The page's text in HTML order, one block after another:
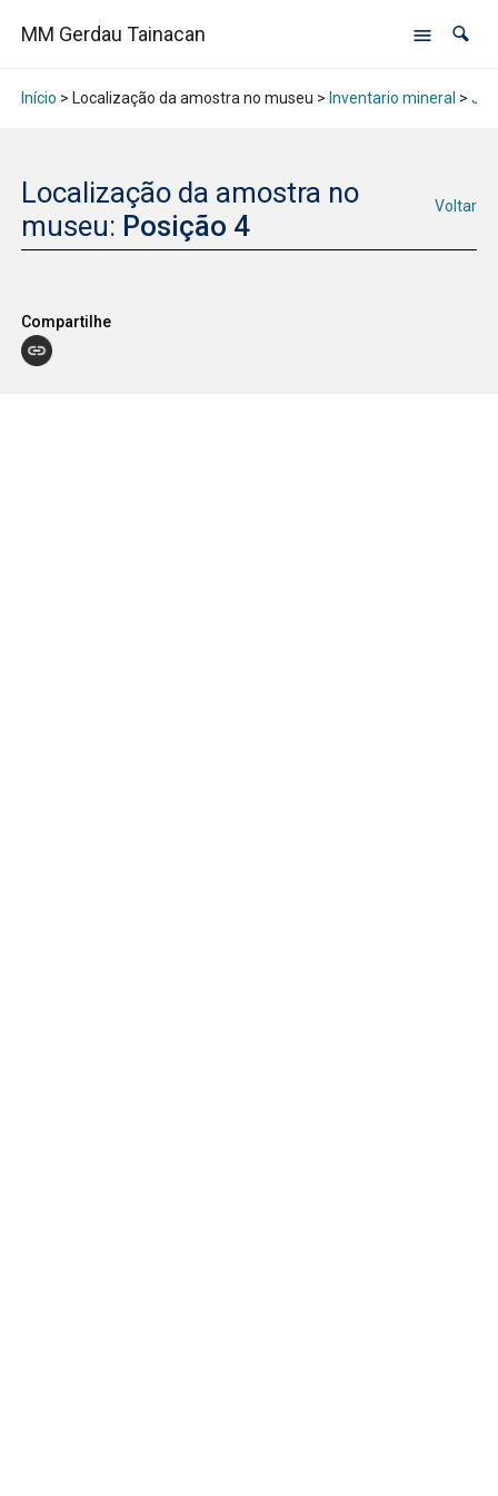
MM Gerdau Tainacan
Início > Localização da amostra no museu > Inventario mineral >
Localização da amostra no
museu: Posição 4
Voltar
Compartilhe